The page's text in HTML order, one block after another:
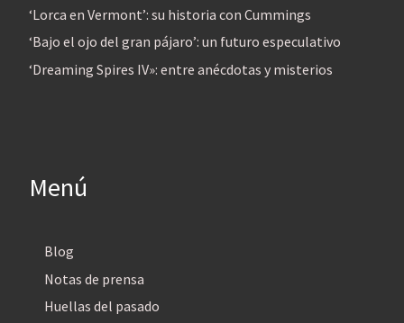
‘Lorca en Vermont’: su historia con Cummings
‘Bajo el ojo del gran pájaro’: un futuro especulativo
‘Dreaming Spires IV»: entre anécdotas y misterios
Menú
Blog
Notas de prensa
Huellas del pasado